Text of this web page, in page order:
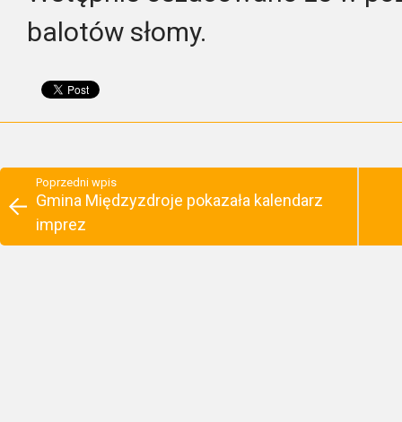
balotów słomy.
Poprzedni wpis
Gmina Międzyzdroje pokazała kalendarz
imprez